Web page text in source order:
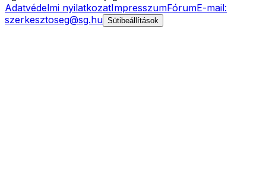
Adatvédelmi nyilatkozatImpresszumFórumE-mail:
szerkesztoseg@sg.hu Sütibeállítások